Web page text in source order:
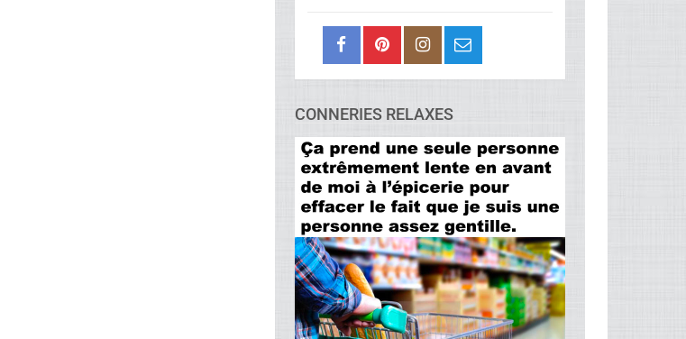
CONNERIES RELAXES